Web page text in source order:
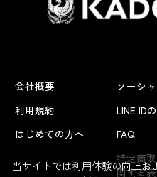
会社概要
利用規約
はじめての方へ
ソーシ
LINE ID
FAQ
特定商
関する
当サイトでは利用体験の向上